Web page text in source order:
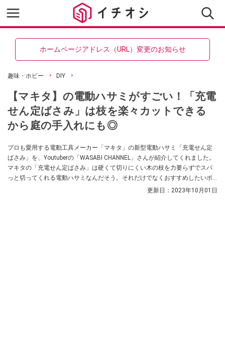
ホームページアドレス（URL）変更のお知らせ
趣味・ホビー DIY
【マキタ】の電動ハサミがすごい！「充電
せん定ばさみ」は枝を楽々カットできる
から庭の手入れにも◎
プロも愛用する電動工具メーカー「マキタ」の新型電動ハサミ「充電せん定
ばさみ」を、Youtuberの「WASABI CHANNEL」さんが紹介してくれました。
マキタの「充電せん定ばさみ」は硬くて切りにくい木の枝を力要らずでスパ
っと切ってくれる電動ハサミなんだそう。それだけでなくおすすめしたいポ
イントも紹介してくれました。庭の枝切りやお仕事で電動ハサミをお探しの
更新日： 2023年10月01日